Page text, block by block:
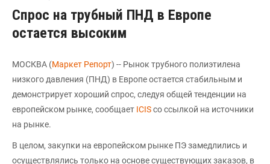
Спрос на трубный ПНД в Европе
остается высоким
МОСКВА (Маркет Репорт) -- Рынок трубного полиэтилена
низкого давления (ПНД) в Европе остается стабильным и
демонстрирует хороший спрос, следуя общей тенденции на
европейском рынке, сообщает ICISсо ссылкой на источники
на рынке.
В целом, закупки на европейском рынке ПЭ замедлились и
осуществлялись только на основе существующих заказов, в